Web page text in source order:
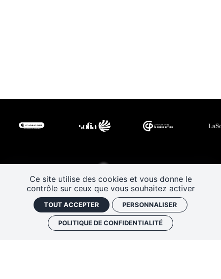
Ce site utilise des cookies et vous donne le
contrôle sur ceux que vous souhaitez activer
TOUT ACCEPTER PERSONNALISER
POLITIQUE DE CONFIDENTIALITÉ